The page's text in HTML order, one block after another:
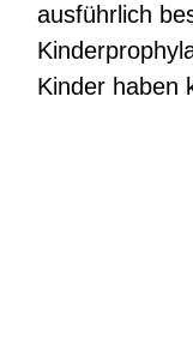
ausführlich
Kinder haben